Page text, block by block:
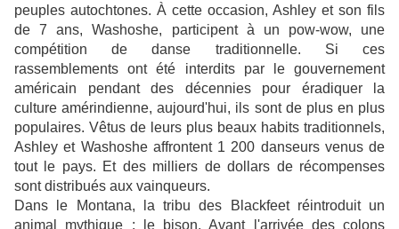
peuples autochtones. À cette occasion, Ashley et son fils
de 7 ans, Washoshe, participent à un pow-wow, une
compétition de danse traditionnelle. Si ces
rassemblements ont été interdits par le gouvernement
américain pendant des décennies pour éradiquer la
culture amérindienne, aujourd'hui, ils sont de plus en plus
populaires. Vêtus de leurs plus beaux habits traditionnels,
Ashley et Washoshe affrontent 1 200 danseurs venus de
tout le pays. Et des milliers de dollars de récompenses
sont distribués aux vainqueurs.
Dans le Montana, la tribu des Blackfeet réintroduit un
animal mythique : le bison. Avant l'arrivée des colons